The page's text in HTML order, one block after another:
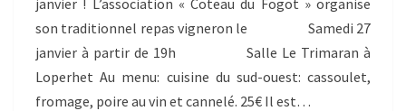
janvier ! L’association « Coteau du Fogot » organise
son traditionnel repas vigneron le Samedi 27
janvier à partir de 19h Salle Le Trimaran à
Loperhet Au menu: cuisine du sud-ouest: cassoulet,
fromage, poire au vin et cannelé. 25€ Il est…